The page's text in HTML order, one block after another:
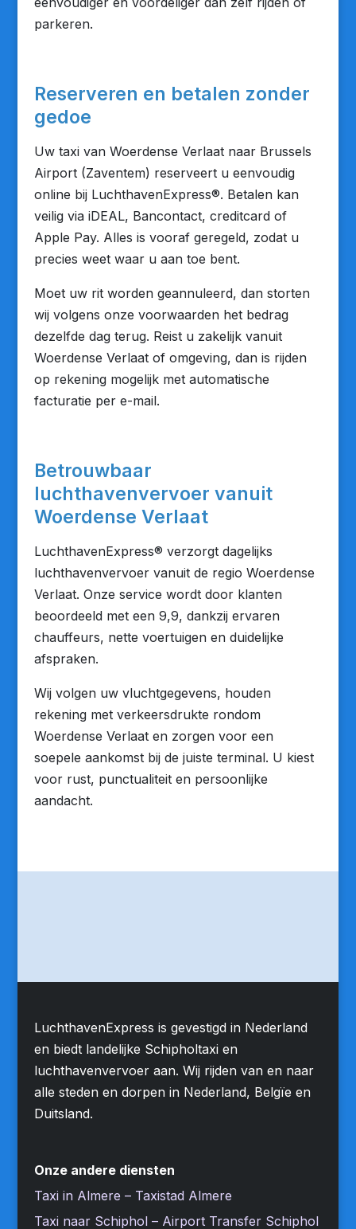
parkeren.
Reserveren en betalen zonder
gedoe
Uw taxi van Woerdense Verlaat naar Brussels
Airport (Zaventem) reserveert u eenvoudig
online bij LuchthavenExpress®. Betalen kan
veilig via iDEAL, Bancontact, creditcard of
Apple Pay. Alles is vooraf geregeld, zodat u
precies weet waar u aan toe bent.
Moet uw rit worden geannuleerd, dan storten
wij volgens onze voorwaarden het bedrag
dezelfde dag terug. Reist u zakelijk vanuit
Woerdense Verlaat of omgeving, dan is rijden
op rekening mogelijk met automatische
facturatie per e-mail.
Betrouwbaar
luchthavenvervoer vanuit
Woerdense Verlaat
LuchthavenExpress® verzorgt dagelijks
luchthavenvervoer vanuit de regio Woerdense
Verlaat. Onze service wordt door klanten
beoordeeld met een 9,9, dankzij ervaren
chauffeurs, nette voertuigen en duidelijke
afspraken.
Wij volgen uw vluchtgegevens, houden
rekening met verkeersdrukte rondom
Woerdense Verlaat en zorgen voor een
soepele aankomst bij de juiste terminal. U kiest
voor rust, punctualiteit en persoonlijke
aandacht.
LuchthavenExpress is gevestigd in Nederland
en biedt landelijke Schipholtaxi en
luchthavenvervoer aan. Wij rijden van en naar
alle steden en dorpen in Nederland, Belgïe en
Duitsland.
Onze andere diensten
Taxi in Almere – Taxistad Almere
Taxi naar Schiphol – Airport Transfer Schiphol